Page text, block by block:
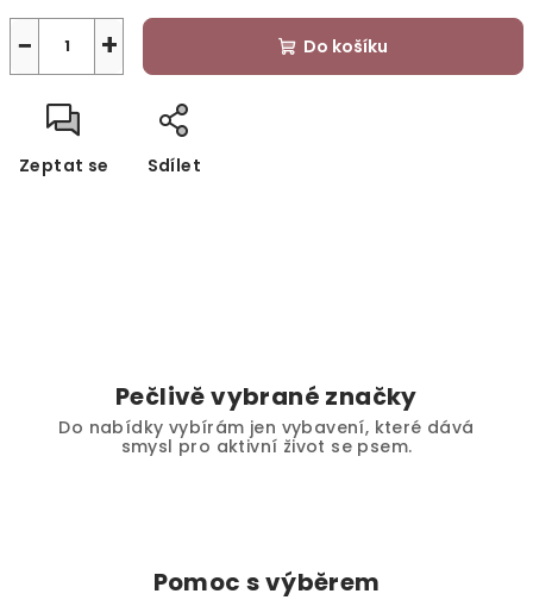
+
− Do košíku
Zeptat se Sdílet
Pečlivě vybrané značky
Do nabídky vybírám jen vybavení, které dává
smysl pro aktivní život se psem.
Pomoc s výběrem